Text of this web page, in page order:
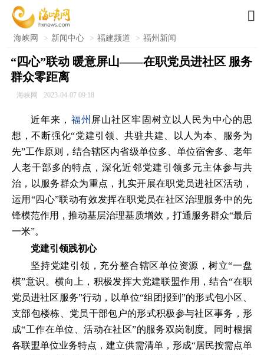

海峡网 > 新闻中心 > 福建频道 > 福州新闻
“四心”联动 暖意屏山——在职党员进社区 服务
群众零距离
海峡网 2023-04-07 09:18
近年来， 福州 屏山社区牢固树立以人民为中心的思
想，不断强化“党建引领、共驻共建、以人为本、服务为
先”工作原则，结合辖区内省级单位多、单位宿舍多、老年
人老干部多的特点，深化近邻党建引领多元主体参与共
治，以服务群众为重点，扎实开展在职党员进社区活动，
运用“四心”联动有效发挥在职党员在社区治理服务中的先
锋模范作用，推动基层治理基质增效，打通服务群众“最后
一米”。
党建引领践初心
坚持党建引领，充分整合辖区单位资源，树立“一盘
棋”意识。横向上，积极发挥大党建联盟作用，结合“在职
党员进社区服务”行动，以单位“组团报到”的形式包小区、
支部包楼栋、党员干部包户的形式积极参与社区事务，形
成“工作在单位、活动在社区”的服务双岗制度。同时根据
各联盟单位业务特点，建立供需清单，形成“居民按需点单